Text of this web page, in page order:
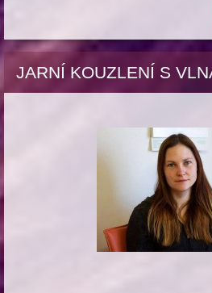
JARNÍ KOUZLENÍ S